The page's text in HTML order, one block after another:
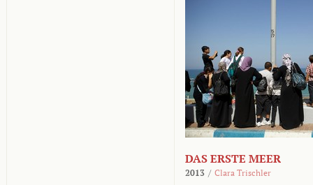
DAS ERSTE MEER
2013 / Clara Trischler